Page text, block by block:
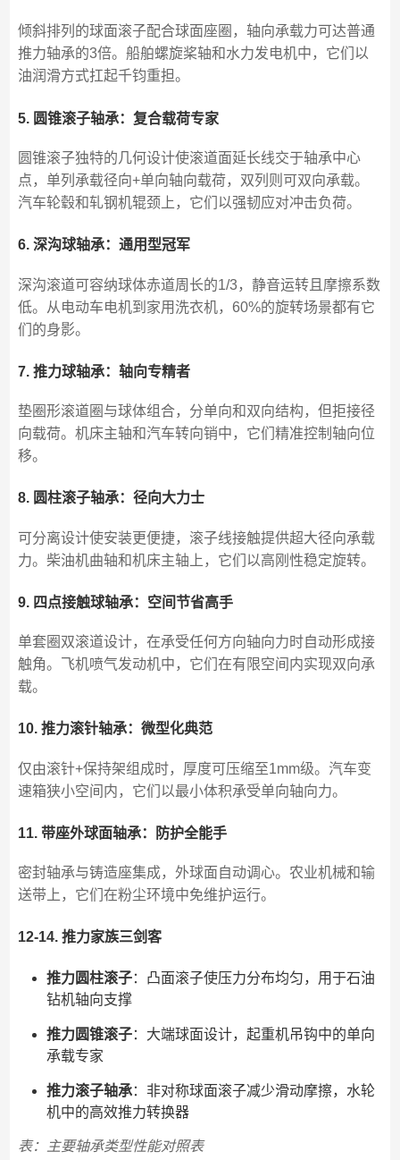
倾斜排列的球面滚子配合球面座圈，轴向承载力可达普通
推力轴承的3倍。船舶螺旋桨轴和水力发电机中，它们以
油润滑方式扛起千钧重担。
5. 圆锥滚子轴承：复合载荷专家
圆锥滚子独特的几何设计使滚道面延长线交于轴承中心
点，单列承载径向+单向轴向载荷，双列则可双向承载。
汽车轮毂和轧钢机辊颈上，它们以强韧应对冲击负荷。
6. 深沟球轴承：通用型冠军
深沟滚道可容纳球体赤道周长的1/3，静音运转且摩擦系数
低。从电动车电机到家用洗衣机，60%的旋转场景都有它
们的身影。
7. 推力球轴承：轴向专精者
垫圈形滚道圈与球体组合，分单向和双向结构，但拒接径
向载荷。机床主轴和汽车转向销中，它们精准控制轴向位
移。
8. 圆柱滚子轴承：径向大力士
可分离设计使安装更便捷，滚子线接触提供超大径向承载
力。柴油机曲轴和机床主轴上，它们以高刚性稳定旋转。
9. 四点接触球轴承：空间节省高手
单套圈双滚道设计，在承受任何方向轴向力时自动形成接
触角。飞机喷气发动机中，它们在有限空间内实现双向承
载。
10. 推力滚针轴承：微型化典范
仅由滚针+保持架组成时，厚度可压缩至1mm级。汽车变
速箱狭小空间内，它们以最小体积承受单向轴向力。
11. 带座外球面轴承：防护全能手
密封轴承与铸造座集成，外球面自动调心。农业机械和输
送带上，它们在粉尘环境中免维护运行。
12-14. 推力家族三剑客
推力圆柱滚子：凸面滚子使压力分布均匀，用于石油
钻机轴向支撑
推力圆锥滚子：大端球面设计，起重机吊钩中的单向
承载专家
推力滚子轴承：非对称球面滚子减少滑动摩擦，水轮
机中的高效推力转换器
表：主要轴承类型性能对照表